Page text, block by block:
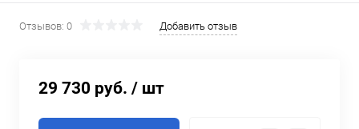
Отзывов: 0 Добавить отзыв
29 730 руб. / шт